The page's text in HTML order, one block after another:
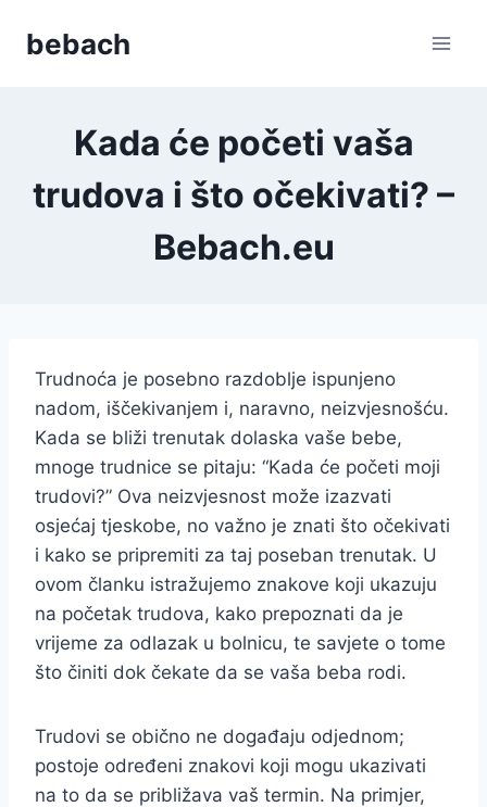
bebach
Kada će početi vaša
trudova i što očekivati? –
Bebach.eu
Trudnoća je posebno razdoblje ispunjeno
nadom, iščekivanjem i, naravno, neizvjesnošću.
Kada se bliži trenutak dolaska vaše bebe,
mnoge trudnice se pitaju: “Kada će početi moji
trudovi?” Ova neizvjesnost može izazvati
osjećaj tjeskobe, no važno je znati što očekivati
i kako se pripremiti za taj poseban trenutak. U
ovom članku istražujemo znakove koji ukazuju
na početak trudova, kako prepoznati da je
vrijeme za odlazak u bolnicu, te savjete o tome
što činiti dok čekate da se vaša beba rodi.
Trudovi se obično ne događaju odjednom;
postoje određeni znakovi koji mogu ukazivati
na to da se približava vaš termin. Na primjer,